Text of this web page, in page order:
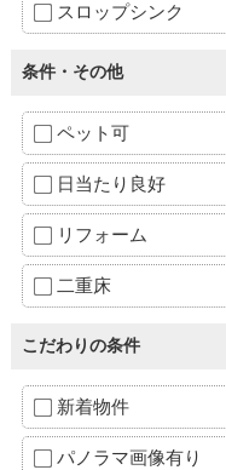
スロップシンク
条件・その他
ペット可
日当たり良好
リフォーム
二重床
こだわりの条件
新着物件
パノラマ画像有り